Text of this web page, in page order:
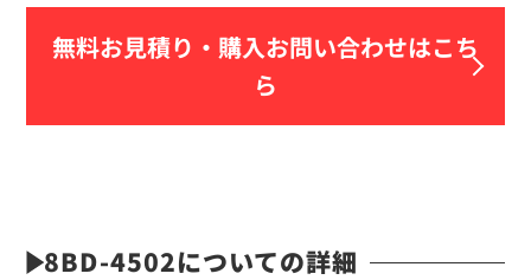
無料お見積り・ 購入お問い合わせはこち
ら
8BD-4502についての詳細